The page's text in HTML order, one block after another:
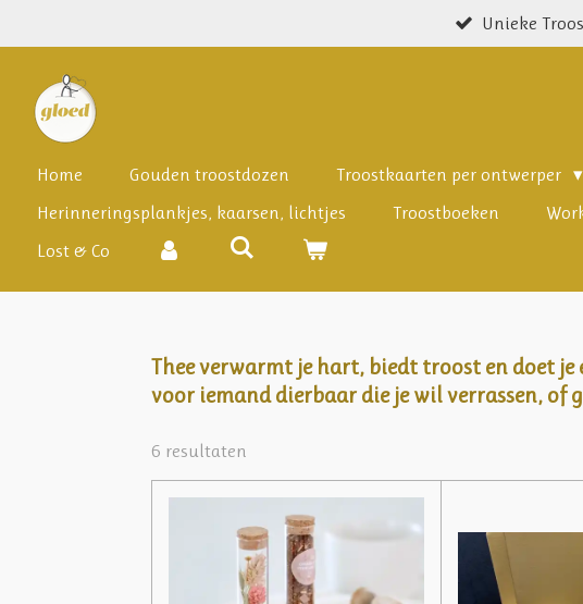
direct
hoofdinhoud
Unieke
Home Gouden troostdozen Troostkaarten per ontwerper
Herinneringsplankjes, kaarsen, lichtjes
Troostboeken
Lost & Co
Thee verwarmt je hart, biedt troost en doet
voor iemand dierbaar die je wil verrassen, of
6 resultaten